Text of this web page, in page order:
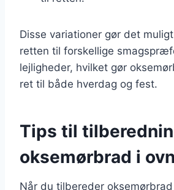
Disse variationer gør det
retten til forskellige
lejligheder, hvilket gør
ret til både hverdag og fest.
Tips til
oksemørbrad i ovn
Når du tilbereder